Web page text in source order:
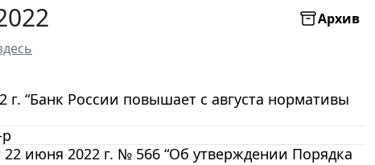
Архив
“Банк России повышает с августа нормативы
июня 2022 г. № 566 “Об утверждении Порядка